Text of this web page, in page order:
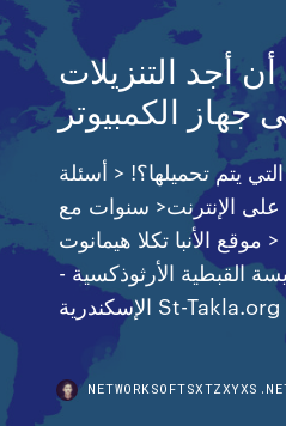
أجد التنزيلات
جهاز الكمبيوتر
يتم تحميلها؟! < أسئلة
على الإنترنت< سنوات مع
موقع الأنبا تكلا هيمانوت
القبطية الأرثوذكسية -
الإسكندرية St-Takla.org